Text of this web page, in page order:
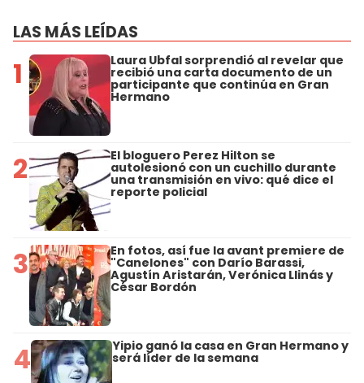
LAS MÁS LEÍDAS
1 Laura Ubfal sorprendió al revelar que
recibió una carta documento de un
participante que continúa en Gran
Hermano
2 El bloguero Perez Hilton se
autolesionó con un cuchillo durante
una transmisión en vivo: qué dice el
reporte policial
3 En fotos, así fue la avant premiere de
"Canelones" con Darío Barassi,
Agustín Aristarán, Verónica Llinás y
César Bordón
4 Yipio ganó la casa en Gran Hermano y
será líder de la semana